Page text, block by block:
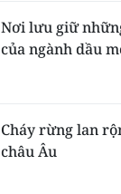
Nơi lưu giữ
của ngành dầu
Cháy rừng lan
châu Âu